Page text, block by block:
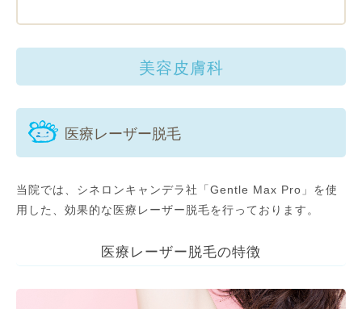
美容皮膚科
医療レーザー脱毛
当院では、シネロンキャンデラ社「Gentle Max Pro」を使
用した、効果的な医療レーザー脱毛を行っております。
医療レーザー脱毛の特徴